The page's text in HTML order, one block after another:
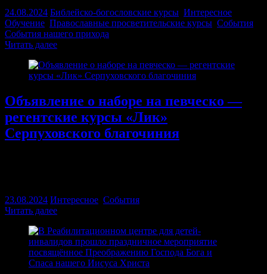
24.08.2024 Библейско-богословские курсы Интересное
Обучение Православные просветительские курсы События
События нашего прихода
Читать далее
Объявление о наборе на певческо —
регентские курсы «Лик»
Серпуховского благочиния
23.08.2024 Интересное События
Читать далее